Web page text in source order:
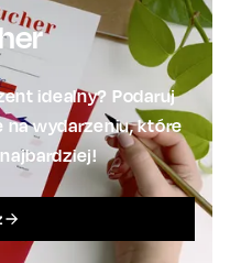
idealny? Podaruj
wydarzeniu, które